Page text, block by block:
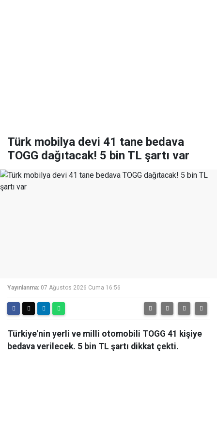
Türk mobilya devi 41 tane bedava
TOGG dağıtacak! 5 bin TL şartı var
Yayınlanma: 07 Ağustos 2026 Cuma 16:56
Türkiye'nin yerli ve milli otomobili TOGG 41 kişiye
bedava verilecek. 5 bin TL şartı dikkat çekti.